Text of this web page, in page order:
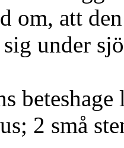
om, att
under
2 små